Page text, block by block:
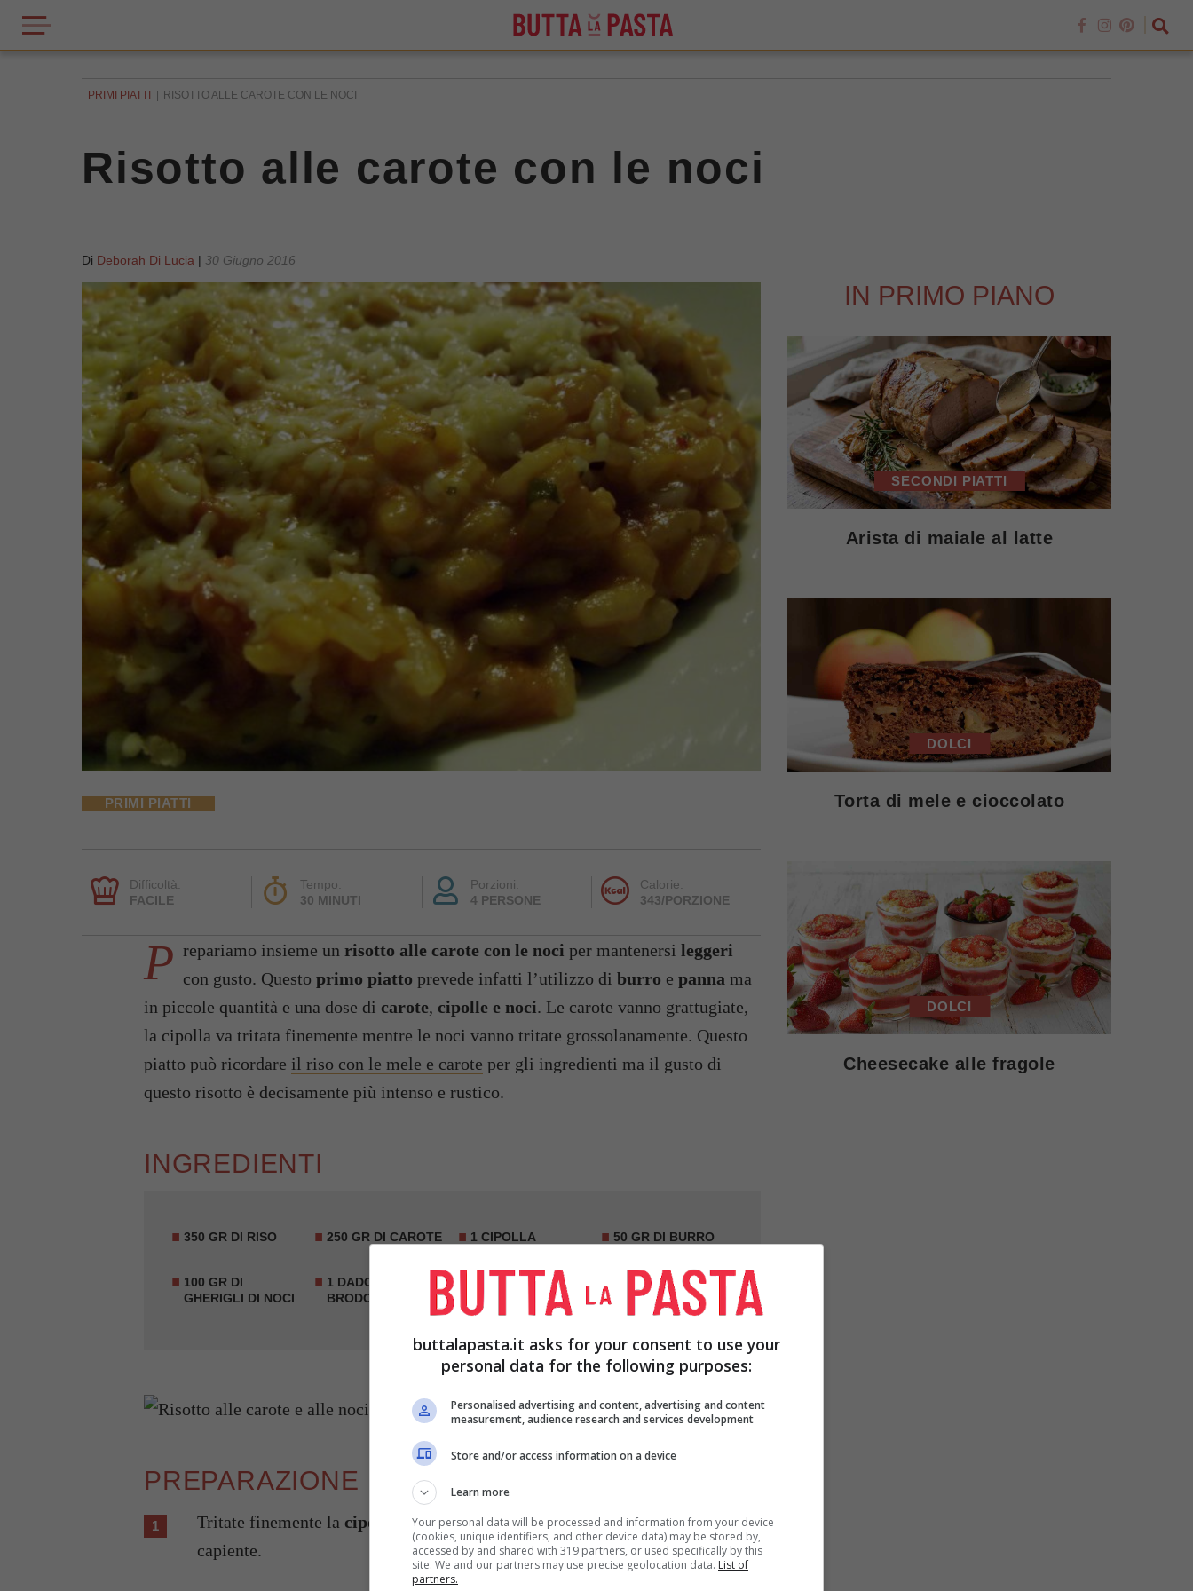
PRIMI PIATTI RISOTTO ALLE CAROTE CON LE NOCI
Risotto alle carote con le noci
Di Deborah Di Lucia | 30 Giugno 2016
PRIMI PIATTI
Difficoltà:
FACILE
Tempo:
30 MINUTI
Porzioni:
4 PERSONE
Calorie:
343/PORZIONE
P repariamo insieme un risotto alle carote con le noci per mantenersi leggeri
con gusto. Questo primo piatto prevede infatti l’utilizzo di burro e panna ma
in piccole quantità e una dose di carote, cipolle e noci. Le carote vanno grattugiate,
la cipolla va tritata finemente mentre le noci vanno tritate grossolanamente. Questo
piatto può ricordare il riso con le mele e carote per gli ingredienti ma il gusto di
questo risotto è decisamente più intenso e rustico.
INGREDIENTI
350 GR DI RISO 250 GR DI CAROTE 1 CIPOLLA 50 GR DI BURRO
100 GR DI
GHERIGLI DI NOCI
1 DADO PER
BRODO
100 ML DI PANNA
DA CUCINA
PEPE Q.B.
PREPARAZIONE
Tritate finemente la cipolla
e fatela rosolare nel burro in una casseruola
capiente.
IN PRIMO PIANO
SECONDI PIATTI
Arista di maiale al latte
DOLCI
Torta di mele e cioccolato
DOLCI
Cheesecake alle fragole
buttalapasta.it asks for your consent to use your
personal data for the following purposes:
Personalised advertising and content, advertising and content
measurement, audience research and services development
Store and/or access information on a device
Learn more
Your personal data will be processed and information from your device
(cookies, unique identifiers, and other device data) may be stored by,
accessed by and shared with 319 partners, or used specifically by this
site. We and our partners may use precise geolocation data. List of
partners.